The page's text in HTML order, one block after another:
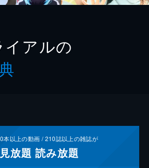
アルの
本以上の動画 /210誌以上の雑誌が
見放題 読み放題